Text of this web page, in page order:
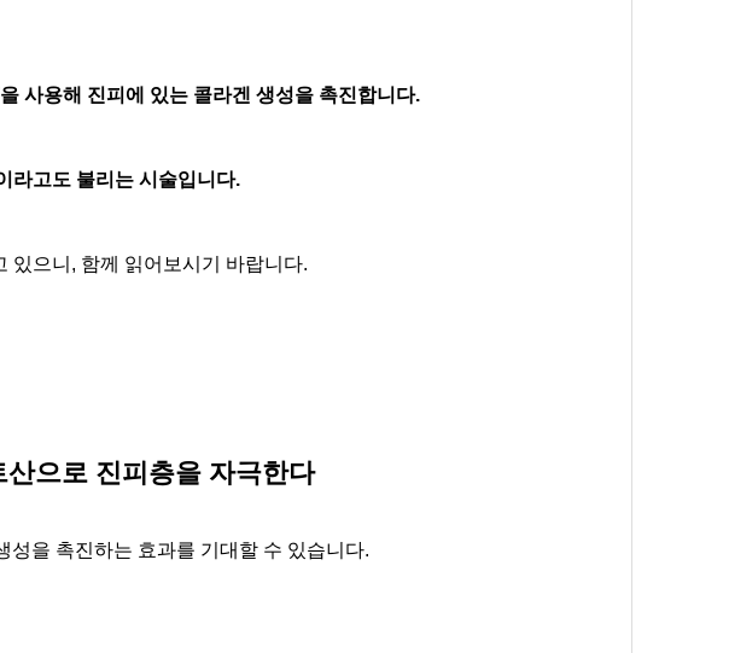
사용해 진피에 있는 콜라겐 생성을 촉진합니다.
라고도 불리는 시술입니다.
있으니, 함께 읽어보시기 바랍니다.
으로 진피층을 자극한다
성을 촉진하는 효과를 기대할 수 있습니다.